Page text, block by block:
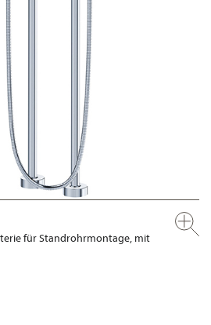
für Standrohrmontage, mit